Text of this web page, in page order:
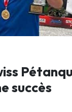
succès